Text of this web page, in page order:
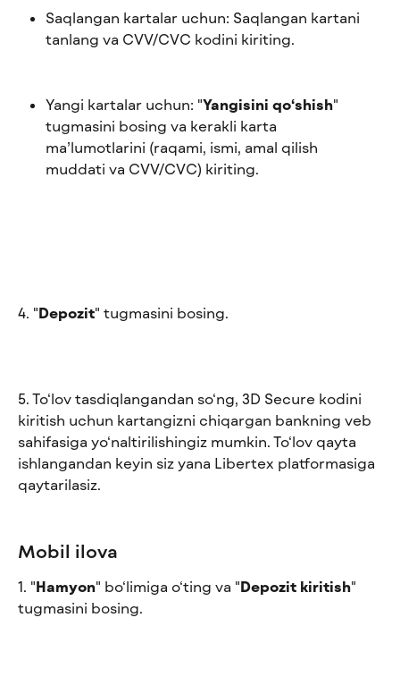
Saqlangan kartalar uchun: Saqlangan kartani
tanlang va CVV/CVC kodini kiriting.
Yangi kartalar uchun: "Yangisini qo‘shish"
tugmasini bosing va kerakli karta
ma’lumotlarini (raqami, ismi, amal qilish
muddati va CVV/CVC) kiriting.
4. "Depozit" tugmasini bosing.
5. To‘lov tasdiqlangandan so‘ng, 3D Secure kodini
kiritish uchun kartangizni chiqargan bankning veb
sahifasiga yo‘naltirilishingiz mumkin. To‘lov qayta
ishlangandan keyin siz yana Libertex platformasiga
qaytarilasiz.
Mobil ilova
1. "Hamyon" bo‘limiga o‘ting va "Depozit kiritish"
tugmasini bosing.